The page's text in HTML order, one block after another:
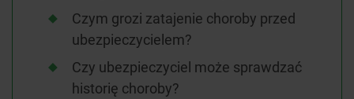
Czym grozi zatajenie choroby przed
ubezpieczycielem?
Czy ubezpieczyciel może sprawdzać
historię choroby?